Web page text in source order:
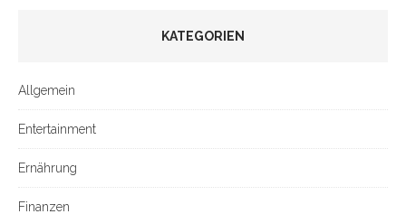
KATEGORIEN
Allgemein
Entertainment
Ernährung
Finanzen